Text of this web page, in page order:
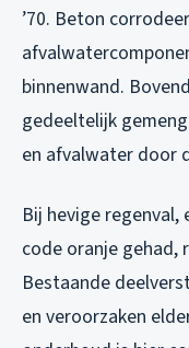
’70. Beton
binnenwand.
gedeeltelijk
en afvalwater door
Bij hevige
code oranje gehad,
Bestaande
en veroorzaken